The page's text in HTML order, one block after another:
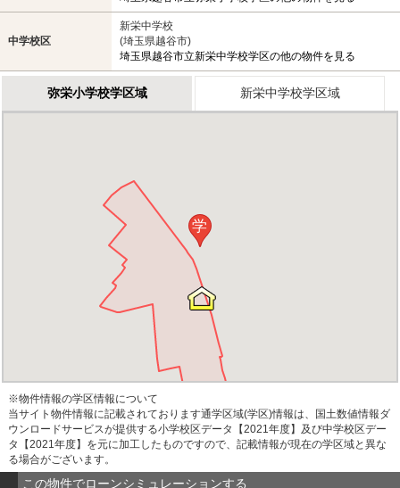
中学校区
新栄中学校
(埼玉県越谷市)
埼玉県越谷市立新栄中学校学区の他の物件を見る
弥栄小学校学区域 新栄中学校学区域
学
※物件情報の学区情報について
当サイト物件情報に記載されております通学区域(学区)情報は、国土数値情報ダ
ウンロードサービスが提供する小学校区データ【2021年度】及び中学校区デー
タ【2021年度】を元に加工したものですので、記載情報が現在の学区域と異な
る場合がございます。
この物件でローンシミュレーションする